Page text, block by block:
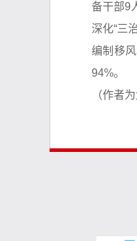
备干部9
深化“三
编制移
94%。
（作者